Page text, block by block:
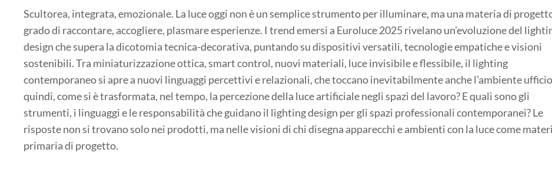
Scultorea, integrata, emozionale. La luce oggi non è un semplice strumento per illuminare, ma una materia di
grado di raccontare, accogliere, plasmare esperienze. I trend emersi a Euroluce 2025 rivelano un’evoluzione del
design che supera la dicotomia tecnica-decorativa, puntando su dispositivi versatili, tecnologie empatiche e visioni
sostenibili. Tra miniaturizzazione ottica, smart control, nuovi materiali, luce invisibile e flessibile, il lighting
contemporaneo si apre a nuovi linguaggi percettivi e relazionali, che toccano inevitabilmente anche l’ambiente
quindi, come si è trasformata, nel tempo, la percezione della luce artificiale negli spazi del lavoro? E quali sono gli
strumenti, i linguaggi e le responsabilità che guidano il lighting design per gli spazi professionali contemporanei? Le
risposte non si trovano solo nei prodotti, ma nelle visioni di chi disegna apparecchi e ambienti con la luce come
primaria di progetto.